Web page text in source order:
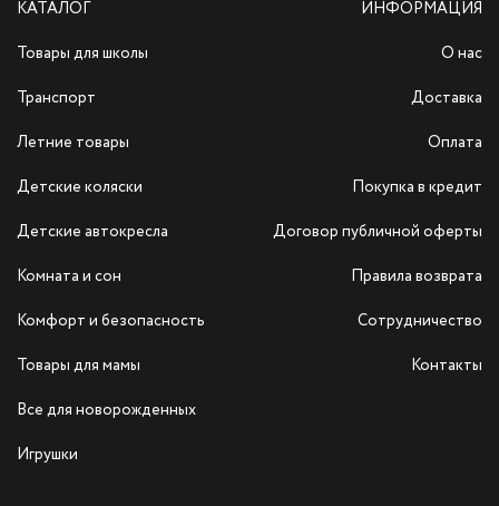
КАТАЛОГ
Товары для школы
Транспорт
Летние товары
Детские коляски
Детские автокресла
Комната и сон
Комфорт и безопасность
Товары для мамы
Все для новорожденных
Игрушки
ИНФОРМАЦИЯ
О нас
Доставка
Оплата
Покупка в кредит
Договор публичной оферты
Правила возврата
Сотрудничество
Контакты